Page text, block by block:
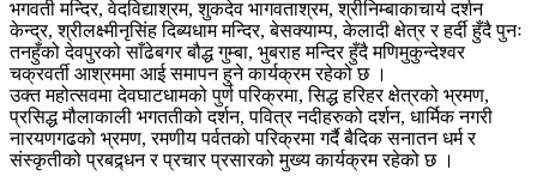
भगवती मन्दिर, वेदविद्याश्रम, शुकदेव भागवताश्रम, श्रीनिम्बाकाचार्य दर्शन
केन्द्र, श्रीलक्ष्मीनृसिंह दिब्यधाम मन्दिर, बेसक्याम्प, केलादी क्षेत्र र हर्दी हुँदै पुनः
तनहुँको देवपुरको साँढेबगर बौद्ध गुम्बा, भुबराह मन्दिर हुँदै मणिमुकुन्देश्वर
चक्रवर्ती आश्रममा आई समापन हुने कार्यक्रम रहेको छ ।
उक्त महोत्सवमा देवघाटधामको पुर्ण परिक्रमा, सिद्ध हरिहर क्षेत्रको भ्रमण,
प्रसिद्ध मौलाकाली भगततीको दर्शन, पवित्र नदीहरुको दर्शन, धार्मिक नगरी
नारयणगढको भ्रमण, रमणीय पर्वतको परिक्रमा गर्दै बैदिक सनातन धर्म र
संस्कृतीको प्रबद्र्धन र प्रचार प्रसारको मुख्य कार्यक्रम रहेको छ ।